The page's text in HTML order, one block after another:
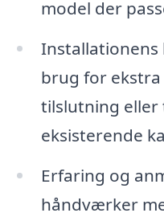
model der
Installationens
brug for
tilslutning eller
eksisterende
Erfaring og
håndværker